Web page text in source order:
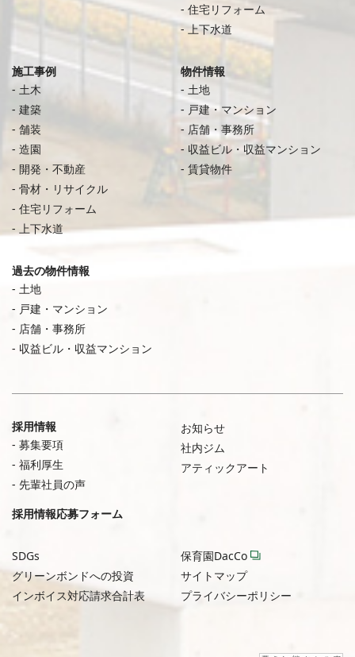
住宅リフォーム
上下水道
施工事例
土木
建築
舗装
造園
開発・不動産
骨材・リサイクル
住宅リフォーム
上下水道
物件情報
土地
戸建・マンション
店舗・事務所
収益ビル・収益マンション
賃貸物件
過去の物件情報
土地
戸建・マンション
店舗・事務所
収益ビル・収益マンション
採用情報
募集要項
福利厚生
先輩社員の声
採用情報応募フォーム
お知らせ
社内ジム
アティックアート
SDGs
グリーンボンドへの投資
インボイス対応請求合計表
保育園DacCo
サイトマップ
プライバシーポリシー